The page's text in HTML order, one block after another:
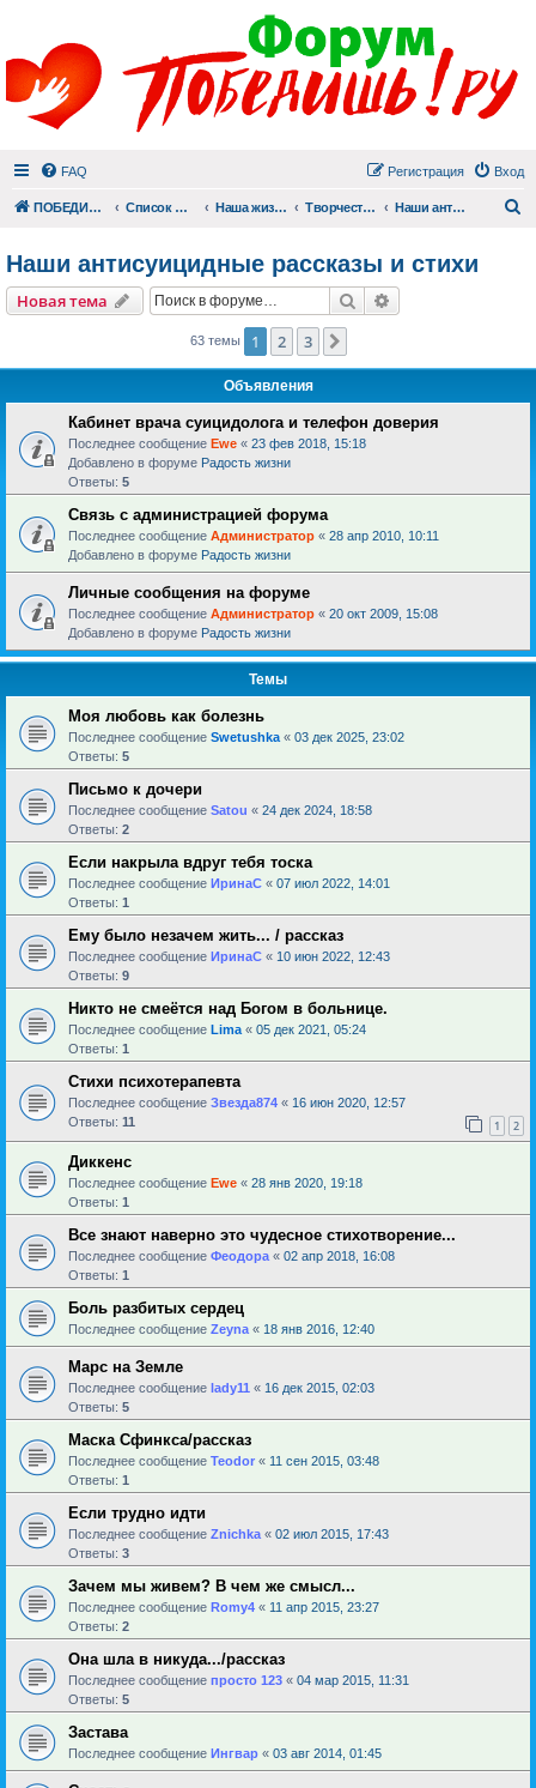
FAQ Вход
Регистрация
ПОБЕДИШЬ.РУ Список форумов Наша жизнь (не всё же о суициде!) Творчество Наши антисуицидные рассказы и стихи
Наши антисуицидные рассказы и стихи
Новая тема Поиск
63 темы 1 2 3
Объявления
Кабинет врача суицидолога и телефон доверия
Последнее сообщение Ewe « 23 фев 2018, 15:18
Добавлено в форуме Радость жизни
Ответы: 5
Связь с администрацией форума
Последнее сообщение Администратор « 28 апр 2010, 10:11
Добавлено в форуме Радость жизни
Личные сообщения на форуме
Последнее сообщение Администратор « 20 окт 2009, 15:08
Добавлено в форуме Радость жизни
Темы
Моя любовь как болезнь
Последнее сообщение Swetushka « 03 дек 2025, 23:02
Ответы: 5
Письмо к дочери
Последнее сообщение Satou « 24 дек 2024, 18:58
Ответы: 2
Если накрыла вдруг тебя тоска
Последнее сообщение ИринаC « 07 июл 2022, 14:01
Ответы: 1
Ему было незачем жить... / рассказ
Последнее сообщение ИринаC « 10 июн 2022, 12:43
Ответы: 9
Никто не смеётся над Богом в больнице.
Последнее сообщение Lima « 05 дек 2021, 05:24
Ответы: 1
Стихи психотерапевта
Последнее сообщение Звезда874 « 16 июн 2020, 12:57
Ответы: 11 1 2
Диккенс
Последнее сообщение Ewe « 28 янв 2020, 19:18
Ответы: 1
Все знают наверно это чудесное стихотворение...
Последнее сообщение Феодора « 02 апр 2018, 16:08
Ответы: 1
Боль разбитых сердец
Последнее сообщение Zeyna « 18 янв 2016, 12:40
Марс на Земле
Последнее сообщение lady11 « 16 дек 2015, 02:03
Ответы: 5
Маска Сфинкса/рассказ
Последнее сообщение Teodor « 11 сен 2015, 03:48
Ответы: 1
Если трудно идти
Последнее сообщение Znichka « 02 июл 2015, 17:43
Ответы: 3
Зачем мы живем? В чем же смысл...
Последнее сообщение Romy4 « 11 апр 2015, 23:27
Ответы: 2
Она шла в никуда.../рассказ
Последнее сообщение просто 123 « 04 мар 2015, 11:31
Ответы: 5
Застава
Последнее сообщение Ингвар « 03 авг 2014, 01:45